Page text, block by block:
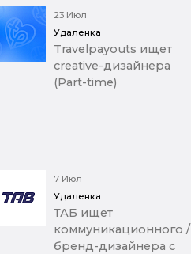
23 Июл
Удаленка
Travelpayouts ищет
creative-дизайнера
(Part-time)
7 Июл
Удаленка
ТАБ ищет
коммуникационного /
бренд-дизайнера с